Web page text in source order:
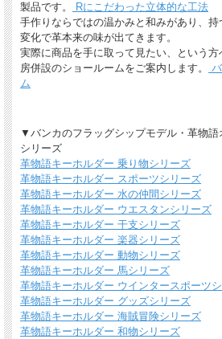
この商品は６色あります（色 ： 金茶・濃
その他のパスケース一覧(65種類×
製品です。
Rにこだわった立体的な工法
手作りならではの温かみと和みがあり、
変化で革本来の味が出てきます。
実際に商品を手に取って見たい、という
房併設のショールームをご案内します。
ム
▼バンカのフラッグシップモデル・革物語
シリーズ
革物語キーホルダー 乗り物シリーズ
革物語キーホルダー スポーツシリーズ
革物語キーホルダー 水の仲間シリーズ
革物語キーホルダー ウエスタンシリーズ
革物語キーホルダー 干支シリーズ
革物語キーホルダー 楽器シリーズ
革物語キーホルダー 動物シリーズ
革物語キーホルダー 馬シリーズ
革物語キーホルダー ウインタースポーツ
革物語キーホルダー グッズシリーズ
革物語キーホルダー 海賊冒険シリーズ
革物語キーホルダー 和物シリーズ